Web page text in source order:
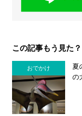
この記事もう見た？
おでかけ
夏
の